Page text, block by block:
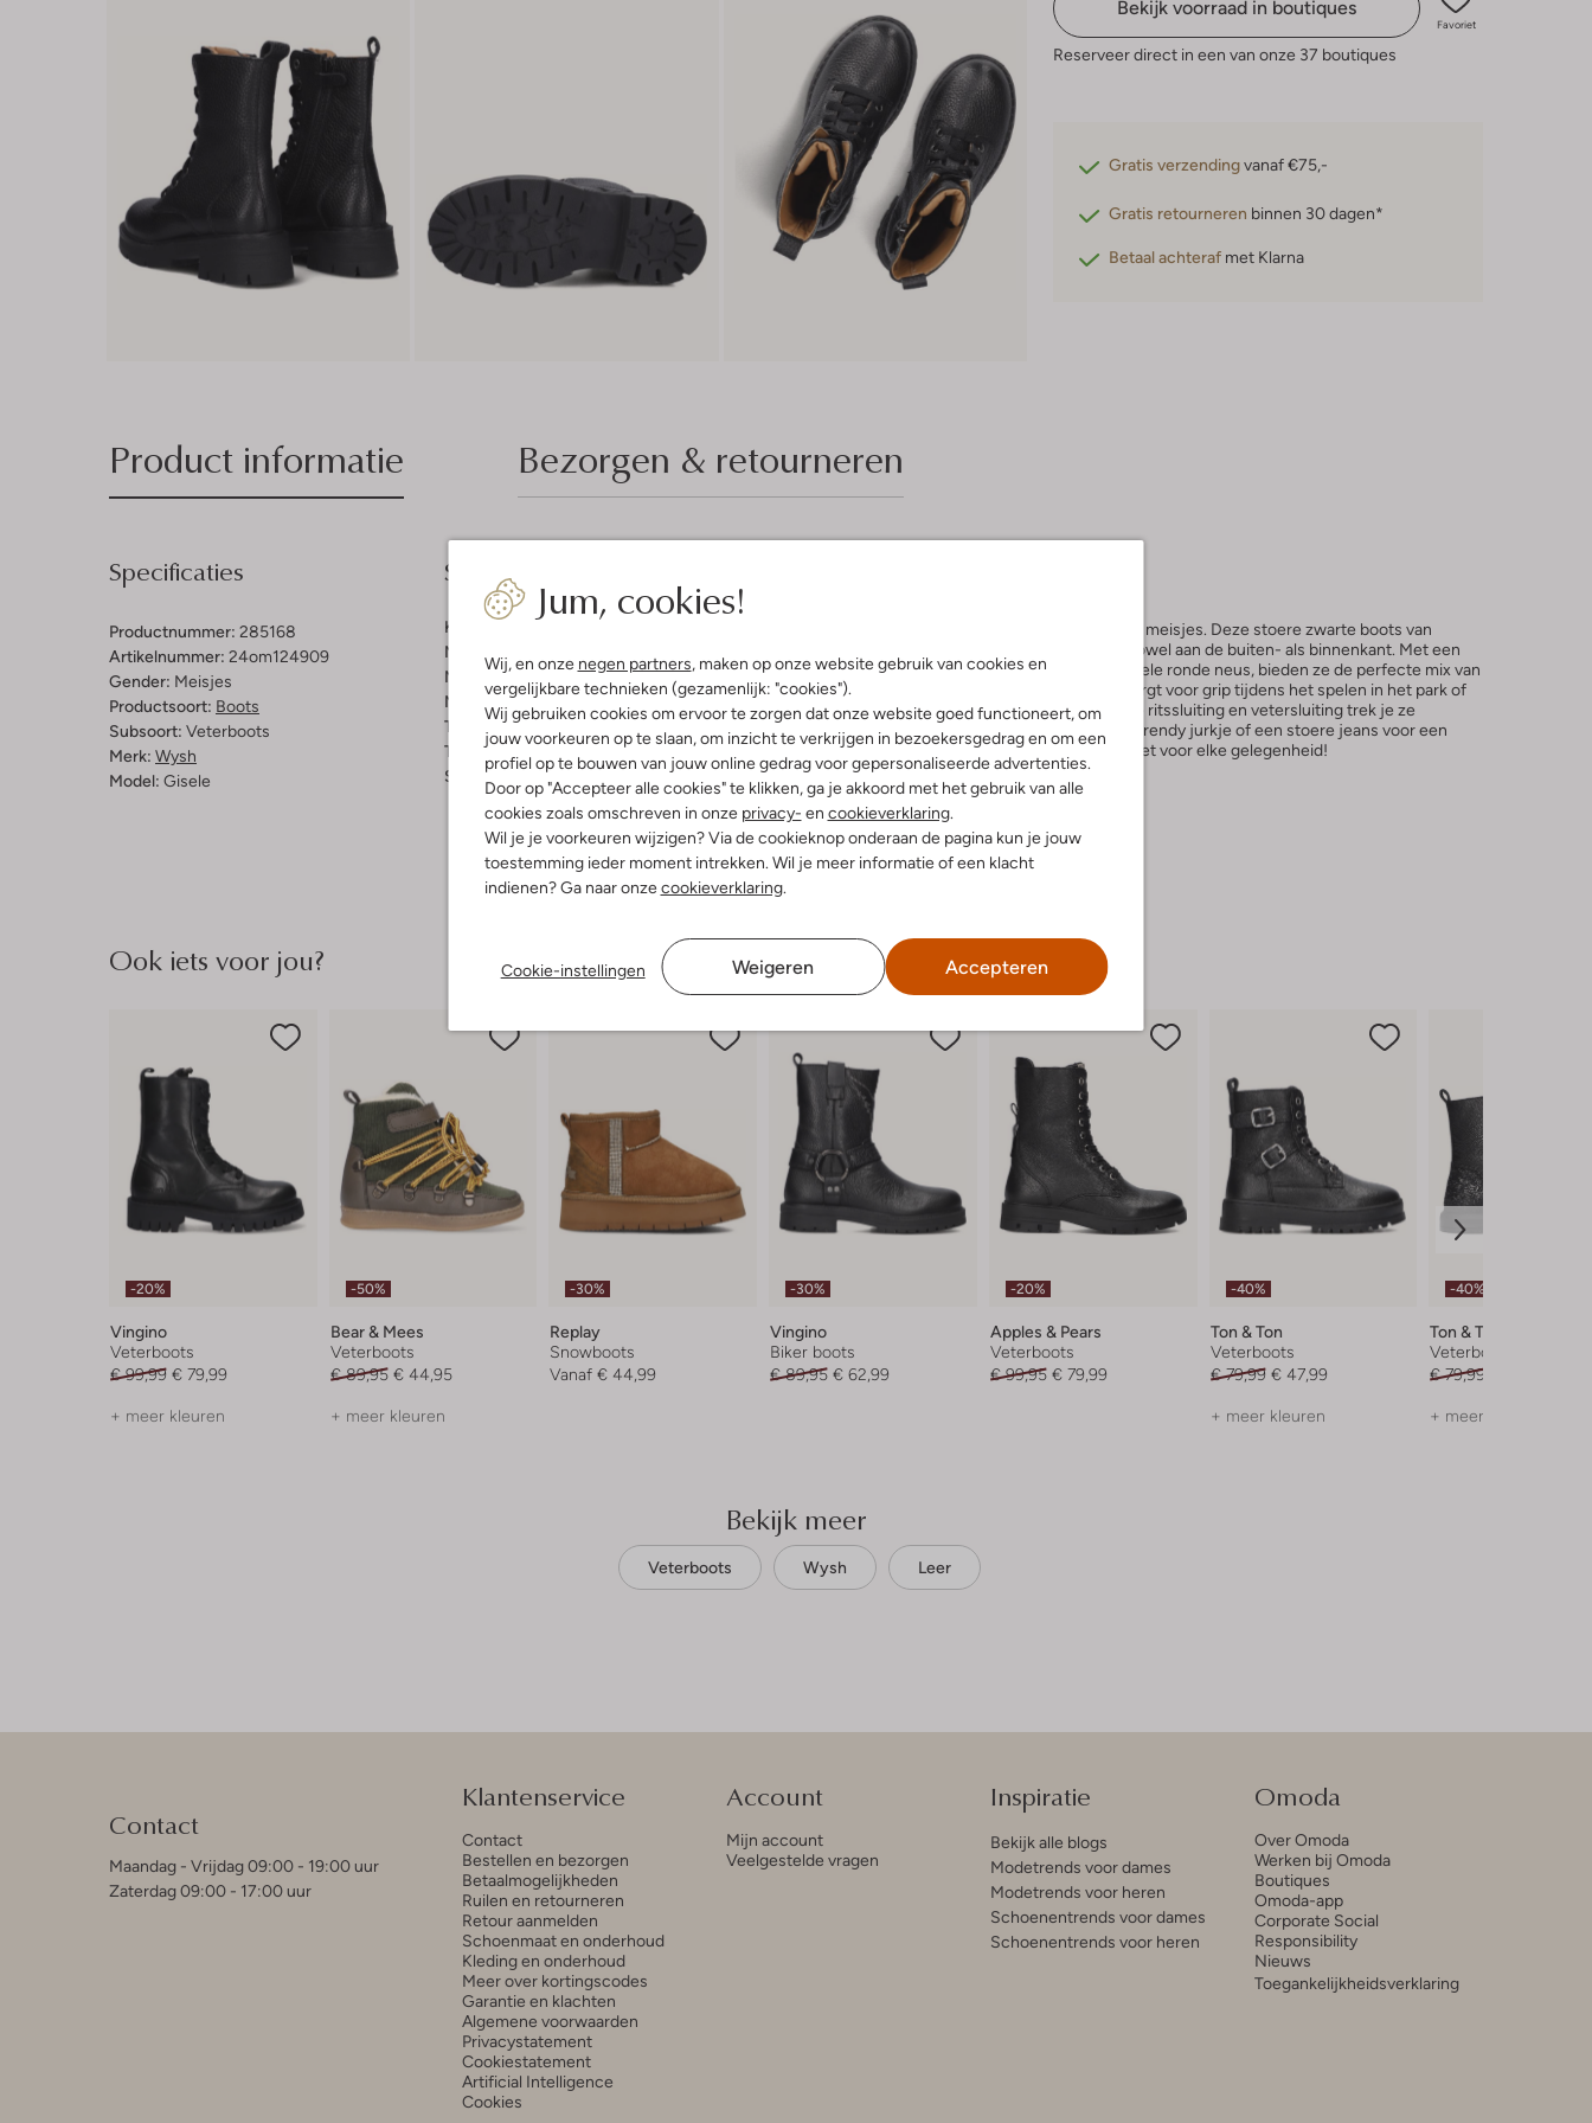
Jum, cookies!
Wij, en onze negen partners, maken op onze website gebruik van cookies en
vergelijkbare technieken (gezamenlijk: "cookies").
Wij gebruiken cookies om ervoor te zorgen dat onze website goed functioneert, om
jouw voorkeuren op te slaan, om inzicht te verkrijgen in bezoekersgedrag en om een
profiel op te bouwen van jouw online gedrag voor gepersonaliseerde advertenties.
Door op "Accepteer alle cookies" te klikken, ga je akkoord met het gebruik van alle
cookies zoals omschreven in onze privacy- en cookieverklaring.
Wil je je voorkeuren wijzigen? Via de cookieknop onderaan de pagina kun je jouw
toestemming ieder moment intrekken. Wil je meer informatie of een klacht
indienen? Ga naar onzecookieverklaring.
Cookie-instellingen Weigeren Accepteren
Bekijk voorraad in boutiques
Favoriet
Reserveer direct in een van onze 37 boutiques
Gratis verzendingvanaf €75,-
Gratis retourneren binnen 30 dagen*
Betaal achteraf met Klarna
Product informatie Bezorgen & retourneren
Specificaties
Productnummer: 285168
Artikelnummer: 24om124909
Gender: Meisjes
Productsoort: Boots
Subsoort: Veterboots
Merk: Wysh
Model: Gisele
Samenstelling & Pasvorm
Kleur:
Materiaal buitenkant:
Materiaal binnenkant: Leer
Materiaal zool:
Rubber
Type sluiting:
Rits
Type neus:
Ronde Neus
Schachthoogte laarzen (cm):
16
Maak kennis met de GISELE veterboots voor meisjes. Deze stoere zwarte boots van
WYSH zijn gemaakt van hoogwaardig leer, zowel aan de buiten- als binnenkant. Met een
schachthoogte van 16 cm en een comfortabele ronde neus, bieden ze de perfecte mix van
stijl en comfort. De stevige rubberen zool zorgt voor grip tijdens het spelen in het park of
een dagje bij opa en oma. Dankzij de handige ritssluiting en vetersluiting trek je ze
makkelijk aan en uit. Combineer ze met een trendy jurkje of een stoere jeans voor een
complete look. GISELE is jouw nieuwe favoriet voor elke gelegenheid!
Ook iets voor jou?
-20%
Vingino
Veterboots
€ 99,99 € 79,99
+ meer kleuren
-50%
Bear & Mees
Veterboots
€ 89,95 € 44,95
+ meer kleuren
-30%
Replay
Snowboots
Vanaf € 44,99
-30%
Vingino
Biker boots
€ 89,95 € 62,99
-20%
Apples & Pears
Veterboots
€ 99,95 € 79,99
-40%
Ton & Ton
Veterboots
€ 79,99 € 47,99
+ meer kleuren
-40%
Ton & Ton
Veterboots
€ 79,99
+ meer kleuren
Bekijk meer
Veterboots Wysh Leer
Contact
Maandag - Vrijdag 09:00 - 19:00 uur
Zaterdag 09:00 - 17:00 uur
Klantenservice
Contact
Bestellen en bezorgen
Betaalmogelijkheden
Ruilen en retourneren
Retour aanmelden
Schoenmaat en onderhoud
Kleding en onderhoud
Meer over kortingscodes
Garantie en klachten
Algemene voorwaarden
Privacystatement
Cookiestatement
Artificial Intelligence
Cookies
Account
Mijn account
Veelgestelde vragen
Inspiratie
Bekijk alle blogs
Modetrends voor dames
Modetrends voor heren
Schoenentrends voor dames
Schoenentrends voor heren
Omoda
Over Omoda
Werken bij Omoda
Boutiques
Omoda-app
Corporate Social
Responsibility
Nieuws
Toegankelijkheidsverklaring